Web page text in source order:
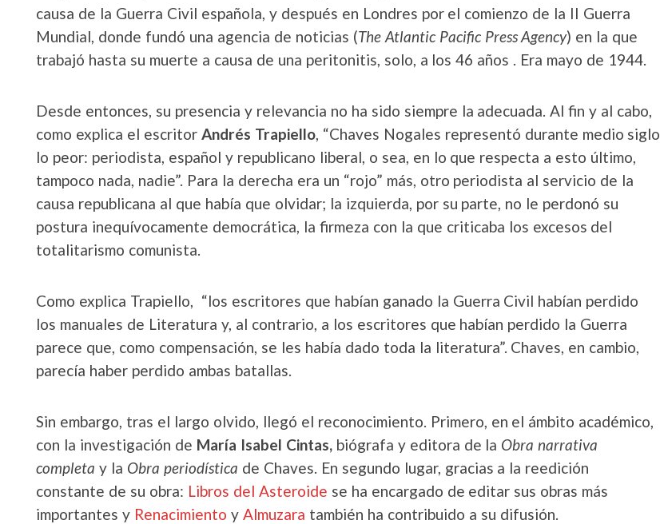
causa de la Guerra Civil española, y después en Londres por el comienzo de la II Guerra
Mundial, donde fundó una agencia de noticias (The Atlantic Pacific Press Agency) en la que
trabajó hasta su muerte a causa de una peritonitis, solo, a los 46 años . Era mayo de 1944.
Desde entonces, su presencia y relevancia no ha sido siempre la adecuada. Al fin y al cabo,
como explica el escritor Andrés Trapiello, “Chaves Nogales representó durante medio siglo
lo peor: periodista, español y republicano liberal, o sea, en lo que respecta a esto último,
tampoco nada, nadie”. Para la derecha era un “rojo” más, otro periodista al servicio de la
causa republicana al que había que olvidar; la izquierda, por su parte, no le perdonó su
postura inequívocamente democrática, la firmeza con la que criticaba los excesos del
totalitarismo comunista.
Como explica Trapiello, “los escritores que habían ganado la Guerra Civil habían perdido
los manuales de Literatura y, al contrario, a los escritores que habían perdido la Guerra
parece que, como compensación, se les había dado toda la literatura”. Chaves, en cambio,
parecía haber perdido ambas batallas.
Sin embargo, tras el largo olvido, llegó el reconocimiento. Primero, en el ámbito académico,
con la investigación de María Isabel Cintas,biógrafa y editora de la Obra narrativa
completa y la Obra periodística de Chaves. En segundo lugar, gracias a la reedición
constante de su obra: Libros del Asteroide se ha encargado de editar sus obras más
importantes y Renacimiento y Almuzara también ha contribuido a su difusión.